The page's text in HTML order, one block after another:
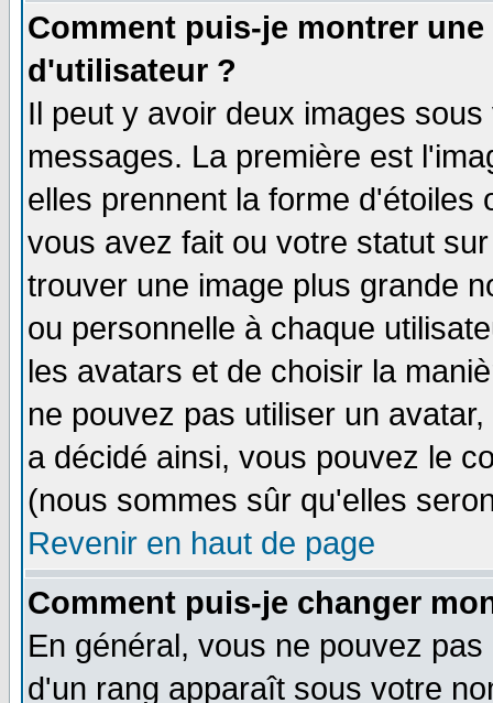
Comment puis-je montrer
d'utilisateur ?
Il peut y avoir deux images
messages. La première est
elles prennent la forme d'étoiles
vous avez fait ou votre statut
trouver une image plus grande
ou personnelle à chaque
les avatars et de choisir la
ne pouvez pas utiliser un
a décidé ainsi, vous pouvez le
(nous sommes sûr qu'elles
Revenir en haut de page
Comment puis-je changer
En général, vous ne pouvez
d'un rang apparaît sous votre